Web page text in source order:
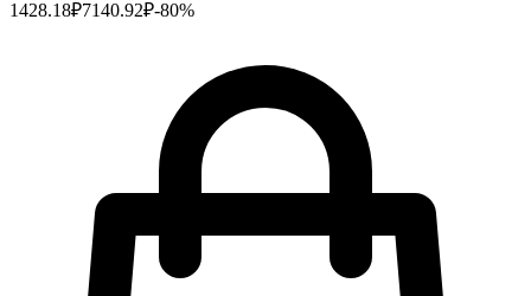
1428.18₽7140.92₽-80%